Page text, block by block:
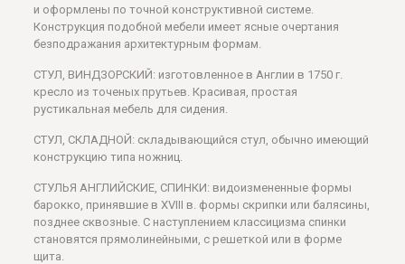
и оформлены по точной конструктивной системе.
Конструкция подобной мебели имеет ясные очертания
безподражания архитектурным формам.
СТУЛ, ВИНДЗОРСКИЙ: изготовленное в Англии в 1750 г.
кресло из точеных прутьев. Красивая, простая
рустикальная мебель для сидения.
СТУЛ, СКЛАДНОЙ: складывающийся стул, обычно имеющий
конструкцию типа ножниц.
СТУЛЬЯ АНГЛИЙСКИЕ, СПИНКИ: видоизмененные формы
барокко, принявшие в XVIII в. формы скрипки или балясины,
позднее сквозные. С наступлением классицизма спинки
становятся прямолинейными, с решеткой или в форме
щита.